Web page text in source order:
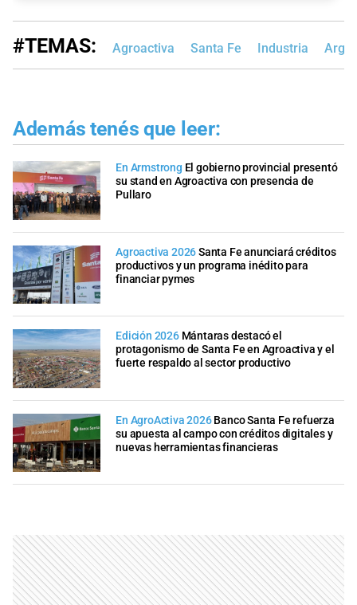
#TEMAS: Agroactiva Santa Fe Industria
Además tenés que leer:
En Armstrong El gobierno provincial presentó
su stand en Agroactiva con presencia de
Pullaro
Agroactiva 2026Santa Fe anunciará créditos
productivos y un programa inédito para
financiar pymes
Edición 2026 Mántaras destacó el
protagonismo de Santa Fe en Agroactiva y el
fuerte respaldo al sector productivo
En AgroActiva 2026 Banco Santa Fe refuerza
su apuesta al campo con créditos digitales y
nuevas herramientas financieras